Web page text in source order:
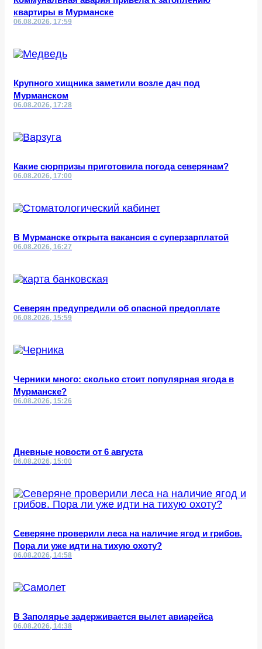
квартиры в Мурманске
06.08.2026, 17:59
Крупного хищника заметили возле дач под
Мурманском
06.08.2026, 17:28
Какие сюрпризы приготовила погода северянам?
06.08.2026, 17:00
В Мурманске открыта вакансия с суперзарплатой
06.08.2026, 16:27
Северян предупредили об опасной предоплате
06.08.2026, 15:59
Черники много: сколько стоит популярная ягода в
Мурманске?
06.08.2026, 15:26
Дневные новости от 6 августа
06.08.2026, 15:00
Северяне проверили леса на наличие ягод и грибов.
Пора ли уже идти на тихую охоту?
06.08.2026, 14:58
В Заполярье задерживается вылет авиарейса
06.08.2026, 14:38